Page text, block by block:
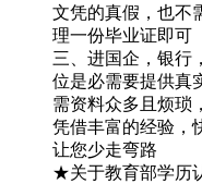
文凭的真假，也不
理一份毕业证即可
三、进国企，银行
位是必需要提供真
需资料众多且烦琐
凭借丰富的经验，
让您少走弯路
★关于教育部学历